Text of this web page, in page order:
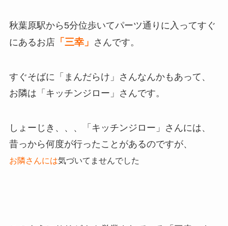
秋葉原駅から5分位歩いてパーツ通りに入ってすぐ
にあるお店「三幸」 さんです。
すぐそばに「まんだらけ」さんなんかもあって、
お隣は「キッチンジロー」さんです。
しょーじき、、、「キッチンジロー」さんには、
昔っから何度が行ったことがあるのですが、
お隣さんには気づいてませんでした